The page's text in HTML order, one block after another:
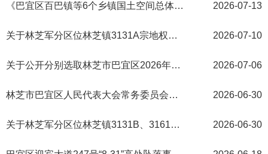
应急管理 监查信息
人事招考
《巴宜区百巴镇等6个乡镇国土空间总体规划（2024—2035年）》批前方案公示公告 2026-07-13
关于林芝军分区位林芝镇3131A宗地权属界址确认事宜告知书 2026-07-10
关于公开分别选取林芝市巴宜区2026年老旧小区改造项目第三方服务单位的公告 2026-07-06
林芝市巴宜区人民代表大会常务委员会公告〔2026〕1号 2026-06-30
关于林芝军分区位林芝镇3131B、3161A、3131E、3161B宗地权属界址确认事宜告知书 2026-06-30